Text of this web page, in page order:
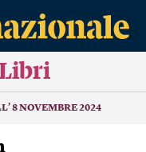
8 NOVEMBRE 2024